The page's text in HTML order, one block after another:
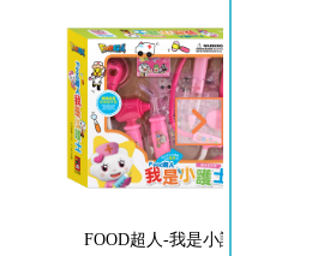
愛思考的小小孩(全套8冊)